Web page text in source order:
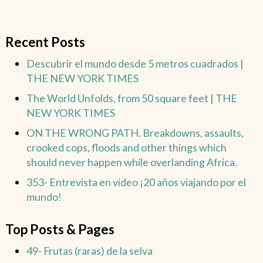
Recent Posts
Descubrir el mundo desde 5 metros cuadrados |
THE NEW YORK TIMES
The World Unfolds, from 50 square feet | THE
NEW YORK TIMES
ON THE WRONG PATH. Breakdowns, assaults,
crooked cops, floods and other things which
should never happen while overlanding Africa.
353- Entrevista en video ¡20 años viajando por el
mundo!
Top Posts & Pages
49- Frutas (raras) de la selva